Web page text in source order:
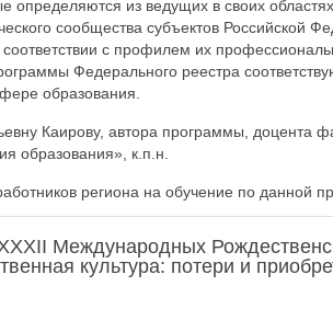
определяются из ведущих в своих
сообщества субъектов Российской
соответствии с профилем их
Федерального реестра
образования.
Каирову, автора программы, доцента
образования», к.п.н.
региона на обучение по данной
Международных
культура: потери и